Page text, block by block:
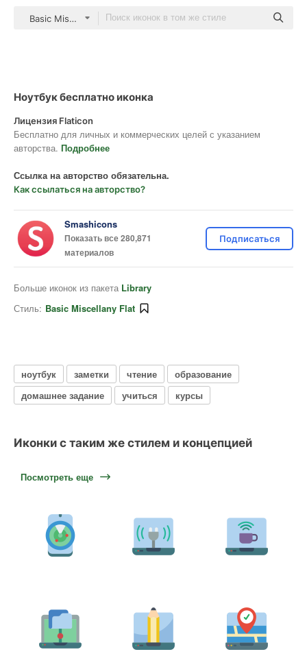
Basic Miscellany Flat
Ноутбук бесплатно иконка
Лицензия Flaticon
Бесплатно для личных и коммерческих целей с указанием
авторства. Подробнее
Ссылка на авторство обязательна.
Как ссылаться на авторство?
Smashicons
Показать все 280,871
материалов
Подписаться
Больше иконок из пакета Library
Стиль: Basic Miscellany Flat
ноутбук заметки чтение
образование
домашнее задание
учиться курсы
Иконки с таким же стилем и концепцией
Посмотреть еще